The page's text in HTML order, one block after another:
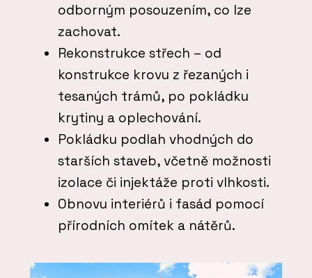
odborným posouzením, co lze
zachovat.
Rekonstrukce střech – od
konstrukce krovu z řezaných i
tesaných trámů, po pokládku
krytiny a oplechování.
Pokládku podlah vhodných do
starších staveb, včetně možnosti
izolace či injektáže proti vlhkosti.
Obnovu interiérů i fasád pomocí
přírodních omítek a nátěrů.